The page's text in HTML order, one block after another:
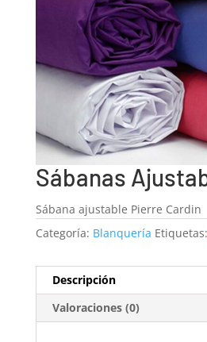
Sábanas
Sábana ajustable Pierre Cardin
Categoría: Blanquería Etiquetas:
Descripción
Valoraciones (0)